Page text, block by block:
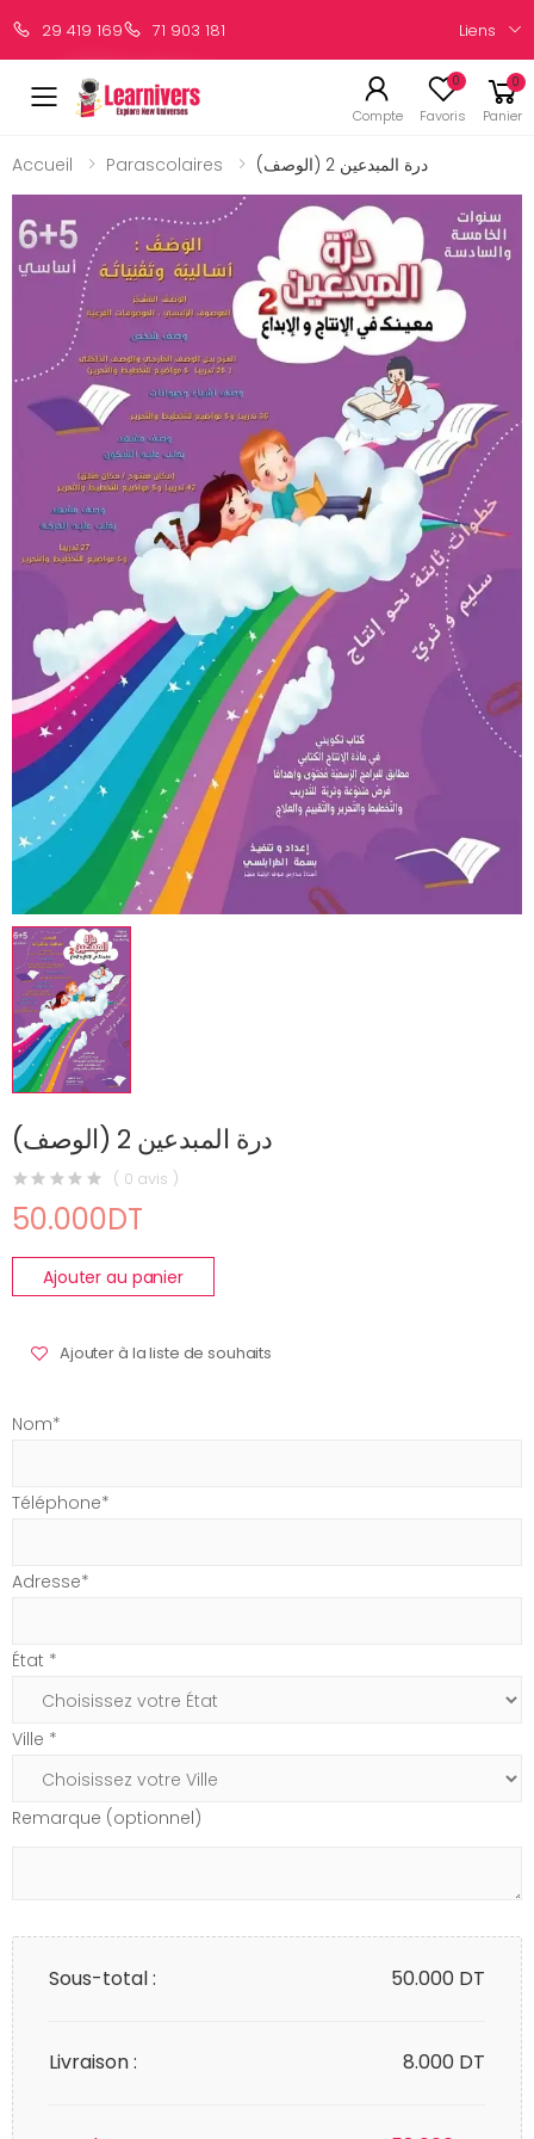
29 419 169 71 903 181 Liens
Compte
0
Favoris
0
Panier
Accueil Parascolaires درة المبدعين 2 (الوصف)
درة المبدعين 2 (الوصف)
( 0 avis )
50.000DT
Ajouter au panier
Ajouter à la liste de souhaits
Nom*
Téléphone*
Adresse*
État *
Ville *
Remarque (optionnel)
Sous-total : 50.000 DT
Livraison : 8.000 DT